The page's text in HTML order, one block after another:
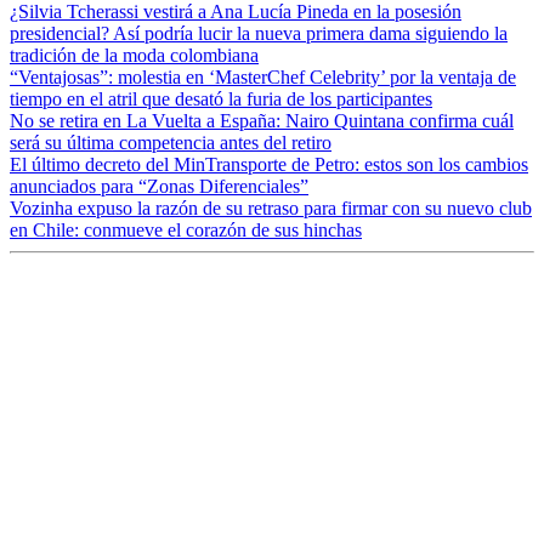
¿Silvia Tcherassi vestirá a Ana Lucía Pineda en la posesión
presidencial? Así podría lucir la nueva primera dama siguiendo la
tradición de la moda colombiana
“Ventajosas”: molestia en ‘MasterChef Celebrity’ por la ventaja de
tiempo en el atril que desató la furia de los participantes
No se retira en La Vuelta a España: Nairo Quintana confirma cuál
será su última competencia antes del retiro
El último decreto del MinTransporte de Petro: estos son los cambios
anunciados para “Zonas Diferenciales”
Vozinha expuso la razón de su retraso para firmar con su nuevo club
en Chile: conmueve el corazón de sus hinchas